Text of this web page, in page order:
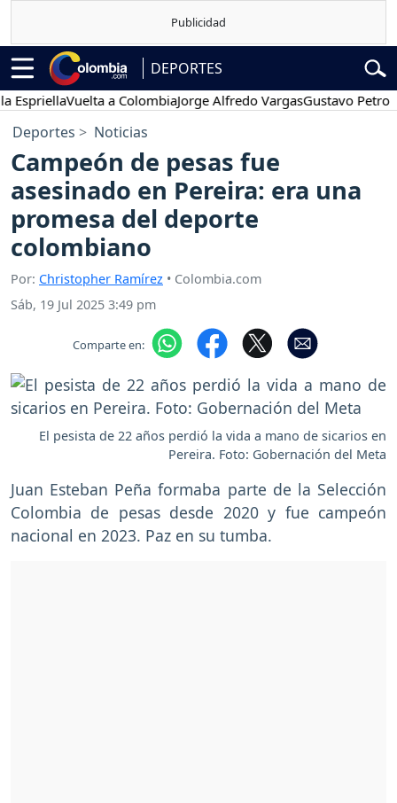
DEPORTES
Vuelta a ColombiaJorge Alfredo VargasGustavo Petro
Deportes Noticias
Campeón de pesas fue
asesinado en Pereira: era una
promesa del deporte
colombiano
Por: Christopher Ramírez • Colombia.com
Sáb, 19 Jul 2025 3:49 pm
Comparte en:
El pesista de 22 años perdió la vida a mano de sicarios en
Pereira. Foto: Gobernación del Meta
Juan Esteban Peña formaba parte de la Selección
Colombia de pesas desde 2020 y fue campeón
nacional en 2023. Paz en su tumba.